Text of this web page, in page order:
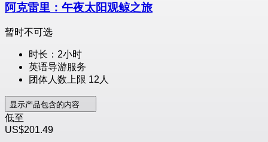
阿克雷里：午夜太阳观鲸之旅
暂时不可选
时长：2小时
英语导游服务
团体人数上限 12人
显示产品包含的内容
低至
US$201.49